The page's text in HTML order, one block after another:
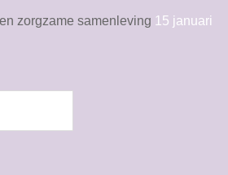
zorgzame samenleving 15 januari